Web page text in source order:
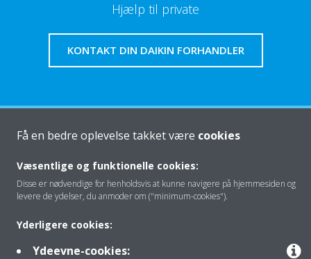
Hjælp til private
KONTAKT DIN DAIKIN FORHANDLER
Om os
Klimaløsning
Få en bedre oplevelse takket være cookies
Væsentlige og funktionelle cookies:
Disse er nødvendige for henholdsvis at kunne navigere på hjemmesiden og
levere de ydelser, du anmoder om ("minimum-cookies").
Yderligere cookies:
Ydeevne-cookies: